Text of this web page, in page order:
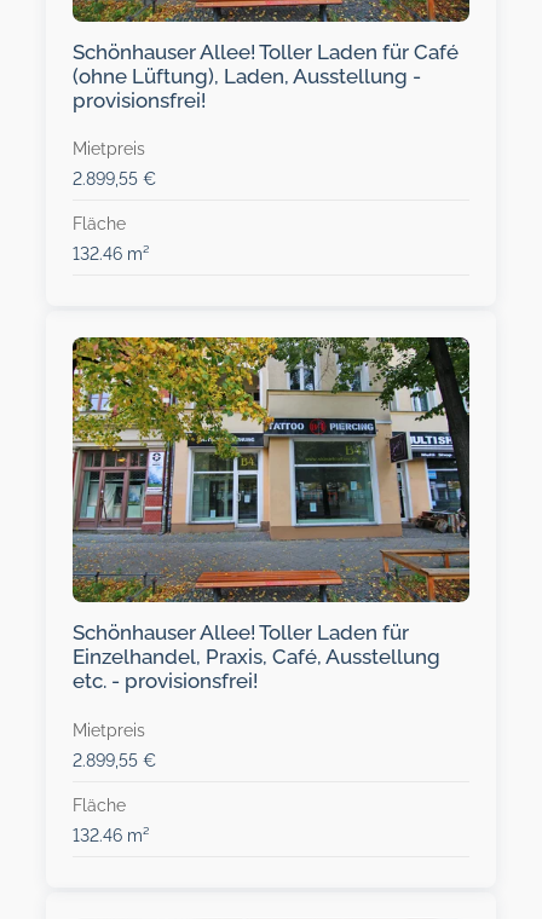
Schönhauser Allee! Toller Laden für Café
(ohne Lüftung), Laden, Ausstellung -
provisionsfrei!
Mietpreis
2.899,55 €
Fläche
132.46 m²
Schönhauser Allee! Toller Laden für
Einzelhandel, Praxis, Café, Ausstellung
etc. - provisionsfrei!
Mietpreis
2.899,55 €
Fläche
132.46 m²